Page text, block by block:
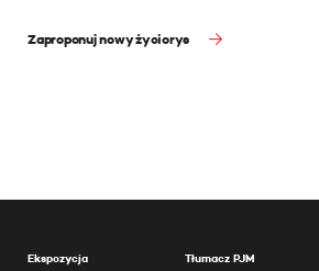
Zaproponuj nowy życiorys
Ekspozycja Tłumacz PJM